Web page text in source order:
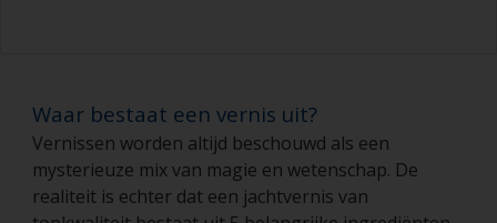
Waar bestaat een vernis uit?
Vernissen worden altijd beschouwd als een
mysterieuze mix van magie en wetenschap. De
realiteit is echter dat een jachtvernis van